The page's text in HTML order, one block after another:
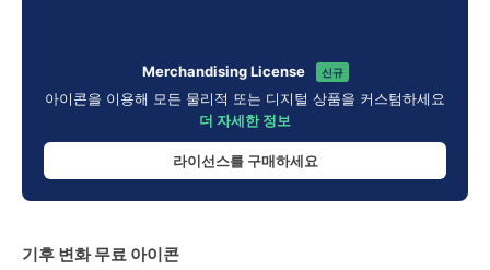
Merchandising License 신규
아이콘을 이용해 모든 물리적 또는 디지털 상품을 커스텀하세요
더 자세한 정보
라이선스를 구매하세요
기후 변화 무료 아이콘